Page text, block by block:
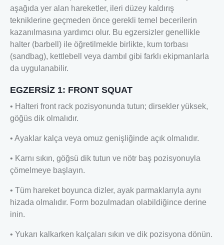
aşağıda yer alan hareketler, ileri düzey kaldırış
tekniklerine geçmeden önce gerekli temel becerilerin
kazanılmasına yardımcı olur. Bu egzersizler genellikle
halter (barbell) ile öğretilmekle birlikte, kum torbası
(sandbag), kettlebell veya dambıl gibi farklı ekipmanlarla
da uygulanabilir.
EGZERSİZ 1: FRONT SQUAT
• Halteri front rack pozisyonunda tutun; dirsekler yüksek,
göğüs dik olmalıdır.
• Ayaklar kalça veya omuz genişliğinde açık olmalıdır.
• Karnı sıkın, göğsü dik tutun ve nötr baş pozisyonuyla
çömelmeye başlayın.
• Tüm hareket boyunca dizler, ayak parmaklarıyla aynı
hizada olmalıdır. Form bozulmadan olabildiğince derine
inin.
• Yukarı kalkarken kalçaları sıkın ve dik pozisyona dönün.